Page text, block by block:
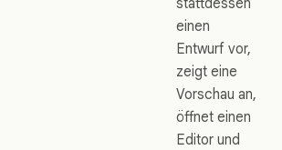
einen
Entwurf vor,
zeigt eine
Vorschau an,
öffnet einen
Editor und